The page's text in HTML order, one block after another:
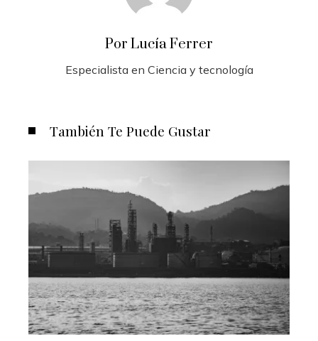
Por Lucía Ferrer
Especialista en Ciencia y tecnología
También Te Puede Gustar